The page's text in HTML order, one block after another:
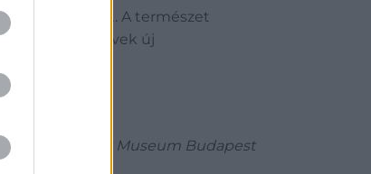
nyújt. A természet
művek új
/ Light Art Museum Budapest